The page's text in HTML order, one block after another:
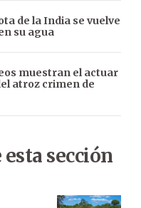
de la India se vuelve
su agua
muestran el actuar
atroz crimen de
sección